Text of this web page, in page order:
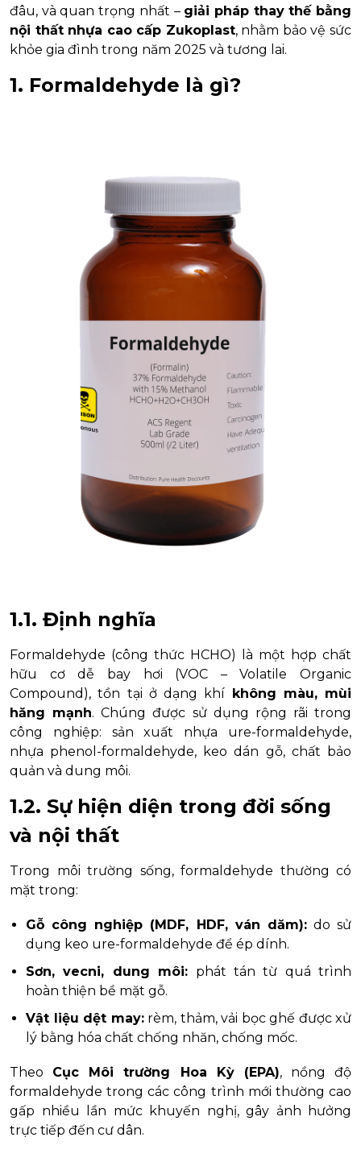
đâu, và quan trọng nhất – giải pháp thay thế bằng
nội thất nhựa cao cấp Zukoplast, nhằm bảo vệ sức
khỏe gia đình trong năm 2025 và tương lai.
1. Formaldehyde là gì?
1.1. Định nghĩa
Formaldehyde (công thức HCHO) là một hợp chất
hữu cơ dễ bay hơi (VOC – Volatile Organic
Compound), tồn tại ở dạng khí không màu, mùi
hăng mạnh. Chúng được sử dụng rộng rãi trong
công nghiệp: sản xuất nhựa ure-formaldehyde,
nhựa phenol-formaldehyde, keo dán gỗ, chất bảo
quản và dung môi.
1.2. Sự hiện diện trong đời sống
và nội thất
Trong môi trường sống, formaldehyde thường có
mặt trong:
Gỗ công nghiệp (MDF, HDF, ván dăm):do sử
dụng keo ure-formaldehyde để ép dính.
Sơn, vecni, dung môi: phát tán từ quá trình
hoàn thiện bề mặt gỗ.
Vật liệu dệt may:rèm, thảm, vải bọc ghế được xử
lý bằng hóa chất chống nhăn, chống mốc.
Theo Cục Môi trường Hoa Kỳ (EPA), nồng độ
formaldehyde trong các công trình mới thường cao
gấp nhiều lần mức khuyến nghị, gây ảnh hưởng
trực tiếp đến cư dân.